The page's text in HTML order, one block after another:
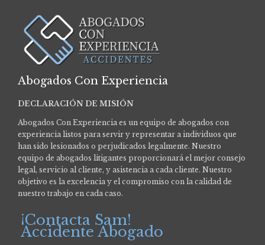
Abogados Con Experiencia
DECLARACIÓN DE MISIÓN
Abogados Con Experiencia es un equipo de abogados con
experiencia listos para servir y representar a individuos que
han sido lesionados o perjudicados legalmente. Nuestro
equipo de abogados litigantes proporcionará el mejor consejo
legal, servicio al cliente, y asistencia a cada cliente. Nuestro
objetivo es la excelencia y el compromiso con la calidad de
nuestro trabajo en cada caso.
¡Contacta Sam!
Accidente Abogado